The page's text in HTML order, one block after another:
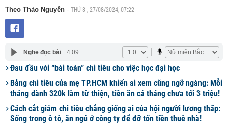
Theo Thảo Nguyễn - THỨ 3 , 27/08/2024, 07:22
Nghe đọc bài 4:09
Đau đầu với “bài toán” chi tiêu cho việc học đại học
Bảng chi tiêu của mẹ TP.HCM khiến ai xem cũng ngỡ ngàng: Mỗi
tháng dành 320k làm từ thiện, tiền ăn cả tháng chưa tới 3 triệu!
Cách cắt giảm chi tiêu chẳng giống ai của hội người lương thấp:
Sống trong ô tô, ăn ngủ ở công ty để đỡ tốn tiền thuê nhà!